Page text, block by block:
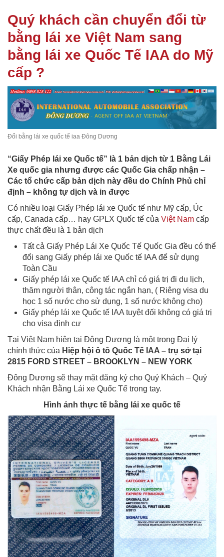
Quý khách cần chuyển đổi từ
bằng lái xe Việt Nam sang
bằng lái xe Quốc Tế IAA do Mỹ
cấp ?
Đổi bằng lái xe quốc tế iaa Đông Dương
“Giấy Phép lái xe Quốc tế” là 1 bản dịch từ 1 Bằng Lái
Xe quốc gia nhưng được các Quốc Gia chấp nhận –
Các tổ chức cấp bản dịch này đều do Chính Phủ chỉ
định – không tự dịch và in được
Có nhiều loại Giấy Phép lái xe Quốc tế như Mỹ cấp, Úc
cấp, Canada cấp… hay GPLX Quốc tế của Việt Nam cấp
thực chất đều là 1 bản dịch
Tất cả Giấy Phép Lái Xe Quốc Tế Quốc Gia đều có thể
đổi sang Giấy phép lái xe Quốc tế IAA để sử dụng
Toàn Cầu
Giấy phép lái xe Quốc tế IAA chỉ có giá trị đi du lịch,
thăm người thân, công tác ngắn hạn, ( Riêng visa du
học 1 số nước cho sử dụng, 1 số nước không cho)
Giấy phép lái xe Quốc tế IAA tuyệt đối không có giá trị
cho visa định cư
Tại Việt Nam hiện tại Đông Dương là một trong Đại lý
chính thức của Hiệp hội ô tô Quốc Tế IAA – trụ sở tại
2815 FORD STREET – BROOKLYN – NEW YORK
Đông Dương sẽ thay mặt đăng ký cho Quý Khách – Quý
Khách nhận Bằng Lái xe Quốc Tế trong tay.
Hình ảnh thực tế bằng lái xe quốc tế